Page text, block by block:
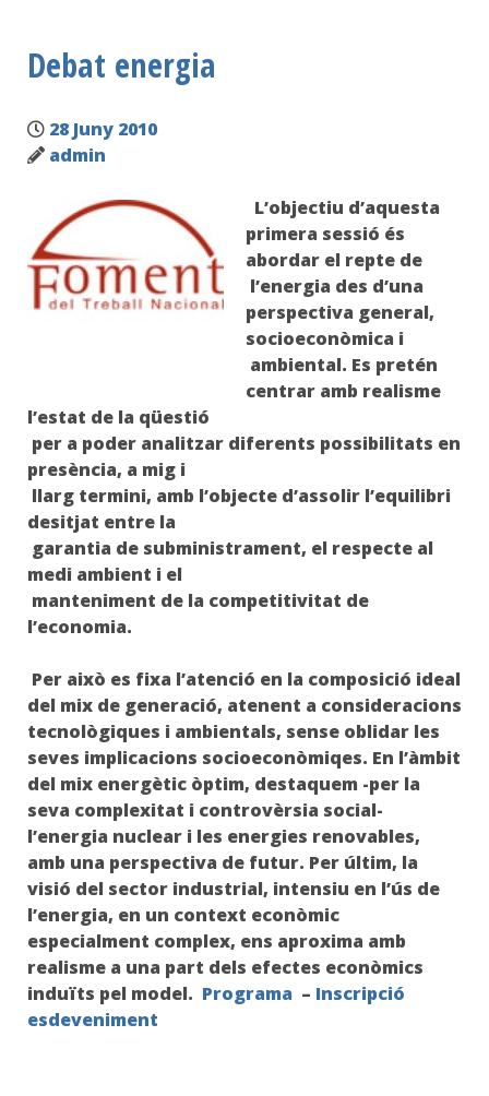
Debat energia
28 Juny 2010
admin
L’objectiu d’aquesta
primera sessió és
abordar el repte de
l’energia des d’una
perspectiva general,
socioeconòmica i
ambiental. Es pretén
centrar amb realisme
l’estat de la qüestió
per a poder analitzar diferents possibilitats en
presència, a mig i
llarg termini, amb l’objecte d’assolir l’equilibri
desitjat entre la
garantia de subministrament, el respecte al
medi ambient i el
manteniment de la competitivitat de
l’economia.
Per això es fixa l’atenció en la composició ideal
del mix de generació, atenent a consideracions
tecnològiques i ambientals, sense oblidar les
seves implicacions socioeconòmiqes. En l’àmbit
del mix energètic òptim, destaquem -per la
seva complexitat i controvèrsia social-
l’energia nuclear i les energies renovables,
amb una perspectiva de futur. Per últim, la
visió del sector industrial, intensiu en l’ús de
l’energia, en un context econòmic
especialment complex, ens aproxima amb
realisme a una part dels efectes econòmics
induïts pel model. Programa – Inscripció
esdeveniment